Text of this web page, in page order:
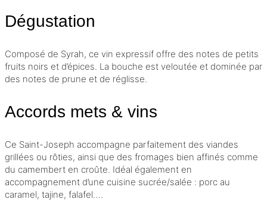
Dégustation
Composé de Syrah, ce vin expressif offre des notes de petits
fruits noirs et d’épices. La bouche est veloutée et dominée par
des notes de prune et de réglisse.
Accords mets & vins
Ce Saint-Joseph accompagne parfaitement des viandes
grillées ou rôties, ainsi que des fromages bien affinés comme
du camembert en croûte. Idéal également en
accompagnement d’une cuisine sucrée/salée : porc au
caramel, tajine, falafel….